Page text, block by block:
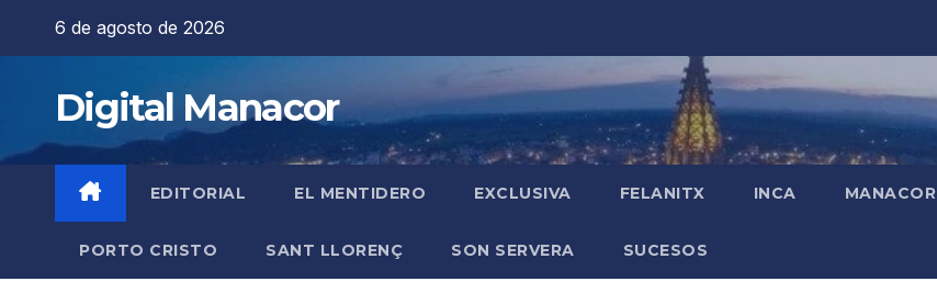
6 de agosto de 2026
Digital Manacor
EDITORIAL EL MENTIDERO EXCLUSIVA FELANITX INCA MANACOR
PORTO CRISTO SANT LLORENÇ SON SERVERA SUCESOS